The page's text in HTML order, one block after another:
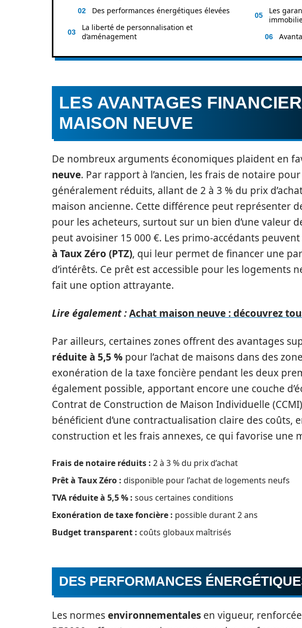
Des performances énergétiques élevées
La liberté de personnalisation et
d’aménagement
Les
LES AVANTAGES
MAISON NEUVE
De nombreux arguments économiques plaident en
neuve. Par rapport à l’ancien, les frais de notaire
généralement réduits, allant de 2 à 3 % du prix
maison ancienne. Cette différence peut représenter
pour les acheteurs, surtout sur un bien d’une valeur
peut avoisiner 15 000 €. Les primo-accédants
à Taux Zéro (PTZ), qui leur permet de financer une
d’intérêts. Ce prêt est accessible pour les logements
fait une option attrayante.
Lire également :Achat maison neuve : découvrez
Par ailleurs, certaines zones offrent des avantages
réduite à 5,5 % pour l’achat de maisons dans des
exonération de la taxe foncière pendant les deux
également possible, apportant encore une couche
Contrat de Construction de Maison Individuelle
bénéficient d’une contractualisation claire des coûts,
construction et les frais annexes, ce qui favorise une
Frais de notaire réduits : 2 à 3 % du prix d’achat
Prêt à Taux Zéro : disponible pour l’achat de logements neufs
TVA réduite à 5,5 % : sous certaines conditions
Exonération de taxe foncière : possible durant 2 ans
Budget transparent : coûts globaux maîtrisés
DES PERFORMANCES
Les normesenvironnementales en vigueur,